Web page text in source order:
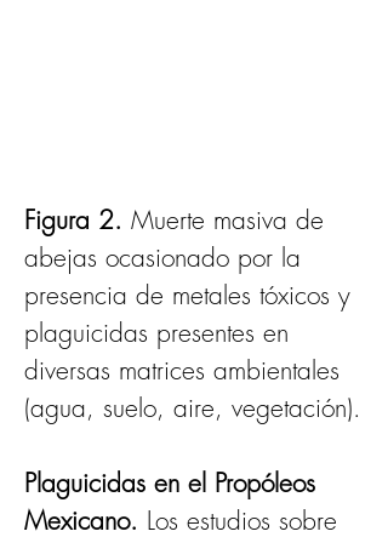
Figura 2. Muerte masiva de
abejas ocasionado por la
presencia de metales tóxicos y
plaguicidas presentes en
diversas matrices ambientales
(agua, suelo, aire, vegetación).
Plaguicidas en el Propóleos
Mexicano. Los estudios sobre